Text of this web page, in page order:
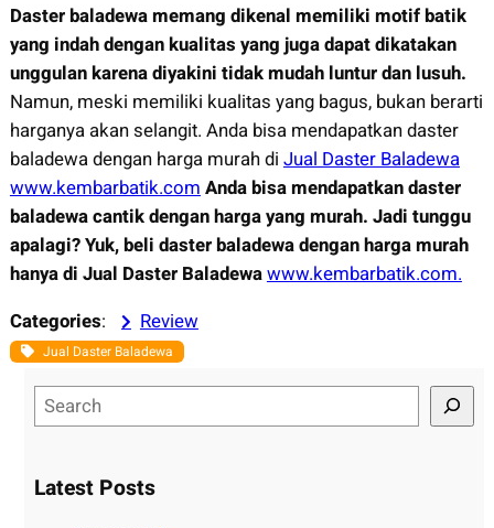
Daster baladewa memang dikenal memiliki motif batik
yang indah dengan kualitas yang juga dapat dikatakan
unggulan karena diyakini tidak mudah luntur dan lusuh.
Namun, meski memiliki kualitas yang bagus, bukan berarti
harganya akan selangit. Anda bisa mendapatkan daster
baladewa dengan harga murah di Jual Daster Baladewa
www.kembarbatik.com Anda bisa mendapatkan daster
baladewa cantik dengan harga yang murah. Jadi tunggu
apalagi? Yuk, beli daster baladewa dengan harga murah
hanya di Jual Daster Baladewawww.kembarbatik.com.
Categories: Review
Jual Daster Baladewa
e
rLatest Posts